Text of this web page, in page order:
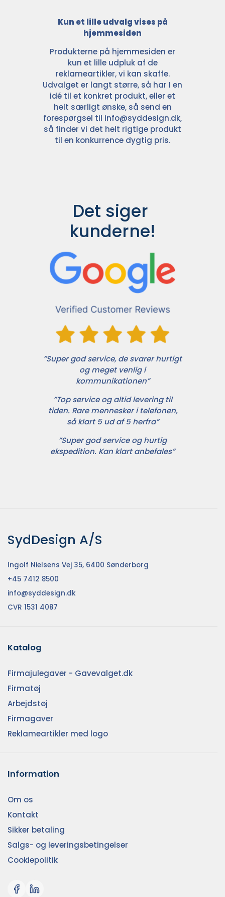
Kun et lille udvalg vises på
hjemmesiden
Produkterne på hjemmesiden er
kun et lille udpluk af de
reklameartikler, vi kan skaffe.
Udvalget er langt større, så har I en
idé til et konkret produkt, eller et
helt særligt ønske, så send en
forespørgsel til info@syddesign.dk,
så finder vi det helt rigtige produkt
til en konkurrence dygtig pris.
Det siger
kunderne!
”Super god service, de svarer hurtigt
og meget venlig i
kommunikationen”
”Top service og altid levering til
tiden. Rare mennesker i telefonen,
så klart 5 ud af 5 herfra”
”Super god service og hurtig
ekspedition. Kan klart anbefales”
SydDesign A/S
Ingolf Nielsens Vej 35, 6400 Sønderborg
+45 7412 8500
info@syddesign.dk
CVR 1531 4087
Katalog
Firmajulegaver - Gavevalget.dk
Firmatøj
Arbejdstøj
Firmagaver
Reklameartikler med logo
Information
Om os
Kontakt
Sikker betaling
Salgs- og leveringsbetingelser
Cookiepolitik